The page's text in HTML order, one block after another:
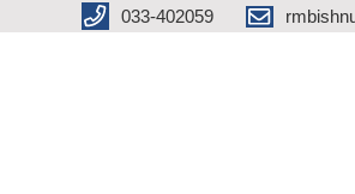
033-402059